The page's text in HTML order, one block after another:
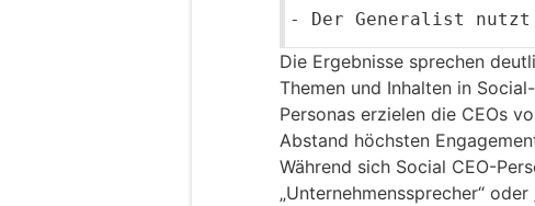
- Der Generalist nutzt
Die Ergebnisse sprechen
Themen und Inhalten in
Personas erzielen die CEOs
Abstand höchsten
Während sich Social CEO-
„Unternehmenssprecher“